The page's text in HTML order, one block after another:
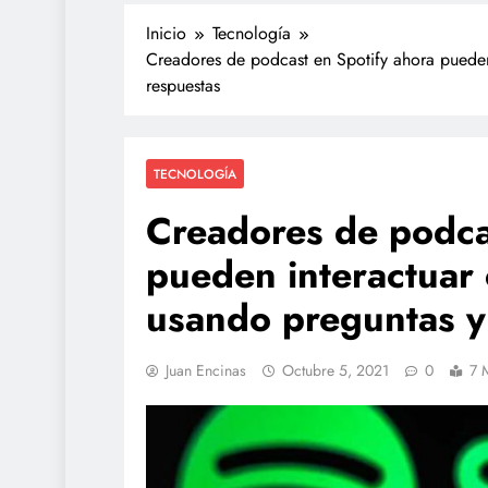
Inicio
Tecnología
Creadores de podcast en Spotify ahora
respuestas
TECNOLOGÍA
Creadores de
pueden interactuar
usando preguntas
Juan Encinas Octubre 5, 2021 0 7